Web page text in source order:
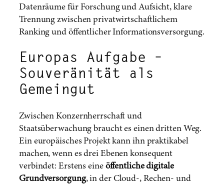
Datenräume für Forschung und Aufsicht, klare
Trennung zwischen privatwirtschaftlichem
Ranking und öffentlicher Informationsversorgung.
Europas Aufgabe –
Souveränität als
Gemeingut
Zwischen Konzernherrschaft und
Staatsüberwachung braucht es einen dritten Weg.
Ein europäisches Projekt kann ihn praktikabel
machen, wenn es drei Ebenen konsequent
verbindet: Erstens eine öffentliche digitale
Grundversorgung, in der Cloud-, Rechen- und